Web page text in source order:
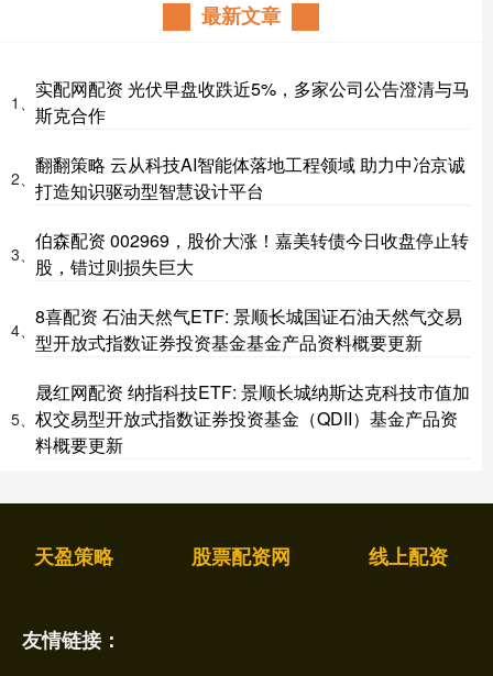
最新文章
1、
实配网配资 光伏早盘收跌近5%，多家公司公告澄清与马
斯克合作
2、
翻翻策略 云从科技AI智能体落地工程领域 助力中冶京诚
打造知识驱动型智慧设计平台
3、
伯森配资 002969，股价大涨！嘉美转债今日收盘停止转
股，错过则损失巨大
4、
8喜配资 石油天然气ETF: 景顺长城国证石油天然气交易
型开放式指数证券投资基金基金产品资料概要更新
5、
晟红网配资 纳指科技ETF: 景顺长城纳斯达克科技市值加
权交易型开放式指数证券投资基金（QDII）基金产品资
料概要更新
天盈策略 股票配资网 线上配资
友情链接：